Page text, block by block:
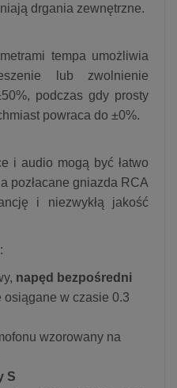
drgania zewnętrzne.
tempa umożliwia
lub zwolnienie
podczas gdy prosty
powraca do ±0%.
i audio mogą być łatwo
pozłacane gniazda RCA
i niezwykłą jakość
:
napęd bezpośredni
w czasie 0.3
wzorowany na
S